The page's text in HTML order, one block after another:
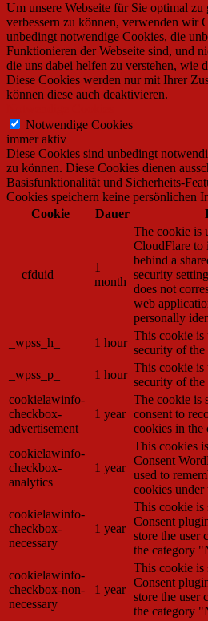
Um unsere Webseite für Sie optimal zu
verbessern zu können, verwenden wir
unbedingt notwendige Cookies, die
Funktionieren der Webseite sind, und
die uns dabei helfen zu verstehen, wie
Diese Cookies werden nur mit Ihrer
können diese auch deaktivieren.
Notwendige Cookies
immer aktiv
Diese Cookies sind unbedingt
zu können. Diese Cookies dienen
Basisfunktionalität und Sicherheits-
Cookies speichern keine persönlichen
Cookie
Dauer
__cfduid
1
month
The cookie is
CloudFlare to
behind a
security
does not
web
personally
_wpss_h_
1 hour
This cookie is
security of the
_wpss_p_
1 hour
This cookie is
security of the
cookielawinfo-
checkbox-
advertisement
1 year
The cookie is
consent to
cookies in the
cookielawinfo-
checkbox-
analytics
1 year
This cookies
Consent
used to
cookies
cookielawinfo-
checkbox-
necessary
1 year
This cookie is
Consent
store the user
the category
cookielawinfo-
checkbox-non-
necessary
1 year
This cookie is
Consent
store the user
the category